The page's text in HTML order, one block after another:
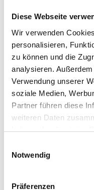
Diese Webseite
Wir verwenden
personalisieren,
zu können und die
analysieren.
Verwendung unserer
soziale Medien,
Partner führen diese
weiteren Daten
haben oder die sie im
Notwendig
Präferenzen
sich negativ
auswirken.
mellitus,
führen zu
Durchblutung
Folge ist eine